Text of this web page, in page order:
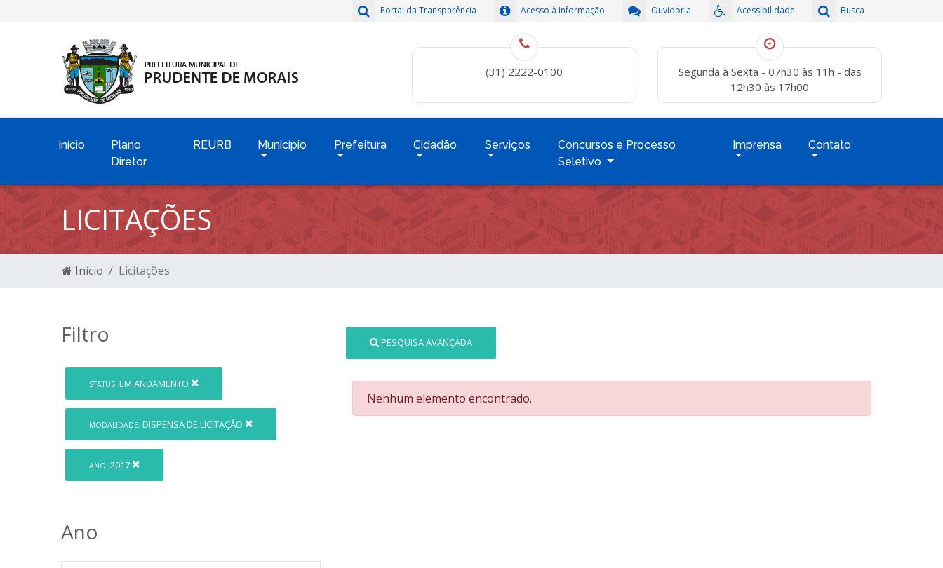
Busca
Acessibilidade
Ouvidoria
Acesso à Informação
Portal da Transparência
(31) 2222-0100
Segunda à Sexta - 07h30 às 11h - das
12h30 às 17h00
Início
Plano
Diretor
REURB Município Prefeitura Cidadão Serviços
Concursos e Processo
Seletivo
Imprensa Contato
LICITAÇÕES
Início Licitações
Filtro
STATUS: EM ANDAMENTO
MODALIDADE: DISPENSA DE LICITAÇÃO
ANO: 2017
Ano
PESQUISA AVANÇADA
Nenhum elemento encontrado.